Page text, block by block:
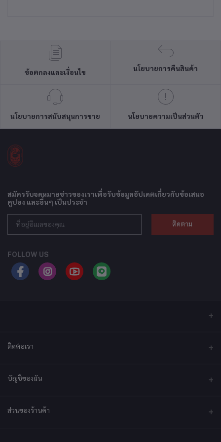
ข้อตกลงและเงื่อนไข
นโยบายการคืนสินค้า
นโยบายการสนับสนุนการขาย นโยบายความเป็นส่วนตัว
สมัครรับจดหมายข่าวของเราเพื่อรับข้อมูลอัปเดตเกี่ยวกับข้อเสนอ
คูปอง และอื่นๆ เป็นประจำ
ติดตาม
FOLLOW US
ติดต่อเรา
ที่อยู่
จังหวัดนครปฐม 73210
บัญชีของฉัน
เข้าสู่ระบบ
ส่วนของร้านค้า